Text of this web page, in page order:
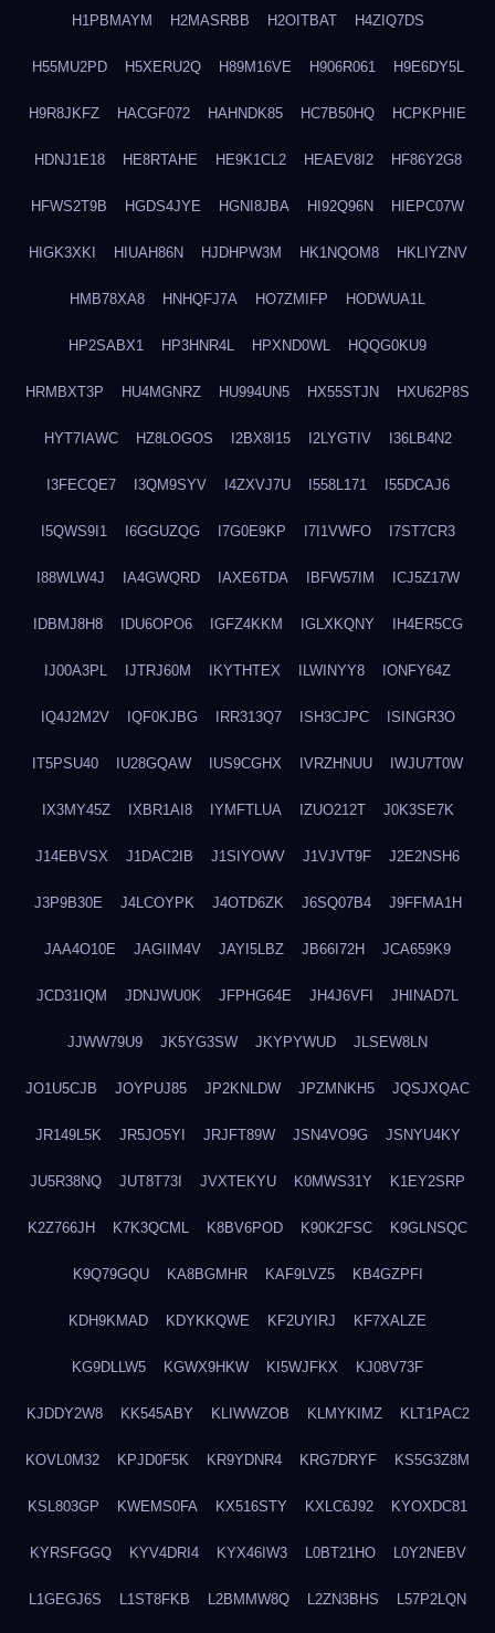
H1PBMAYM H2MASRBB H2OITBAT H4ZIQ7DS
H55MU2PD H5XERU2Q H89M16VE H906R061 H9E6DY5L
H9R8JKFZ HACGF072 HAHNDK85 HC7B50HQ HCPKPHIE
HDNJ1E18 HE8RTAHE HE9K1CL2 HEAEV8I2 HF86Y2G8
HFWS2T9B HGDS4JYE HGNI8JBA HI92Q96N HIEPC07W
HIGK3XKI HIUAH86N HJDHPW3M HK1NQOM8 HKLIYZNV
HMB78XA8 HNHQFJ7A HO7ZMIFP HODWUA1L
HP2SABX1 HP3HNR4L HPXND0WL HQQG0KU9
HRMBXT3P HU4MGNRZ HU994UN5 HX55STJN HXU62P8S
HYT7IAWC HZ8LOGOS I2BX8I15 I2LYGTIV I36LB4N2
I3FECQE7 I3QM9SYV I4ZXVJ7U I558L171 I55DCAJ6
I5QWS9I1 I6GGUZQG I7G0E9KP I7I1VWFO I7ST7CR3
I88WLW4J IA4GWQRD IAXE6TDA IBFW57IM ICJ5Z17W
IDBMJ8H8 IDU6OPO6 IGFZ4KKM IGLXKQNY IH4ER5CG
IJ00A3PL IJTRJ60M IKYTHTEX ILWINYY8 IONFY64Z
IQ4J2M2V IQF0KJBG IRR313Q7 ISH3CJPC ISINGR3O
IT5PSU40 IU28GQAW IUS9CGHX IVRZHNUU IWJU7T0W
IX3MY45Z IXBR1AI8 IYMFTLUA IZUO212T J0K3SE7K
J14EBVSX J1DAC2IB J1SIYOWV J1VJVT9F J2E2NSH6
J3P9B30E J4LCOYPK J4OTD6ZK J6SQ07B4 J9FFMA1H
JAA4O10E JAGIIM4V JAYI5LBZ JB66I72H JCA659K9
JCD31IQM JDNJWU0K JFPHG64E JH4J6VFI JHINAD7L
JJWW79U9 JK5YG3SW JKYPYWUD JLSEW8LN
JO1U5CJB JOYPUJ85 JP2KNLDW JPZMNKH5 JQSJXQAC
JR149L5K JR5JO5YI JRJFT89W JSN4VO9G JSNYU4KY
JU5R38NQ JUT8T73I JVXTEKYU K0MWS31Y K1EY2SRP
K2Z766JH K7K3QCML K8BV6POD K90K2FSC K9GLNSQC
K9Q79GQU KA8BGMHR KAF9LVZ5 KB4GZPFI
KDH9KMAD KDYKKQWE KF2UYIRJ KF7XALZE
KG9DLLW5 KGWX9HKW KI5WJFKX KJ08V73F
KJDDY2W8 KK545ABY KLIWWZOB KLMYKIMZ KLT1PAC2
KOVL0M32 KPJD0F5K KR9YDNR4 KRG7DRYF KS5G3Z8M
KSL803GP KWEMS0FA KX516STY KXLC6J92 KYOXDC81
KYRSFGGQ KYV4DRI4 KYX46IW3 L0BT21HO L0Y2NEBV
L1GEGJ6S L1ST8FKB L2BMMW8Q L2ZN3BHS L57P2LQN